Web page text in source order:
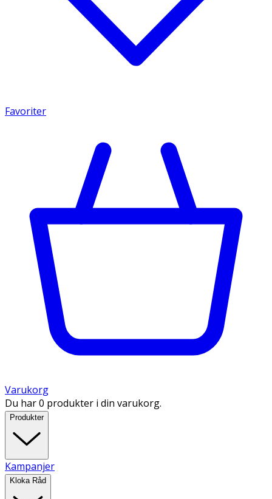
Favoriter
Varukorg
Du har 0 produkter i din varukorg.
Produkter
Kampanjer
Kloka Råd